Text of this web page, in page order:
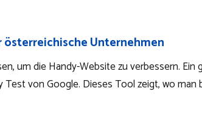
österreichische Unternehmen
um die Handy-Website zu verbessern.
von Google. Dieses Tool zeigt, wo man